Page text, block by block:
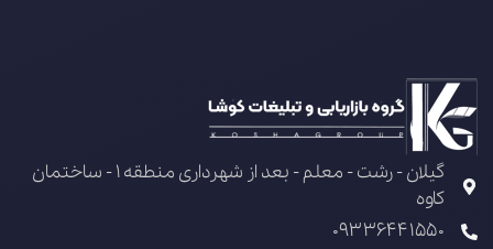
گیلان - رشت - معلم - بعد از شهرداری منطقه 1 - ساختمان
کاوه
09336441550